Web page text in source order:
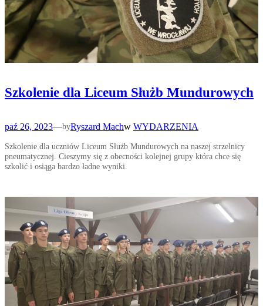
Szkolenie dla Liceum Służb Mundurowych
paź 26, 2023—byRyszard Machw WYDARZENIA
Szkolenie dla uczniów Liceum Służb Mundurowych na naszej strzelnicy
pneumatycznej. Cieszymy się z obecności kolejnej grupy która chce się
szkolić i osiąga bardzo ładne wyniki.